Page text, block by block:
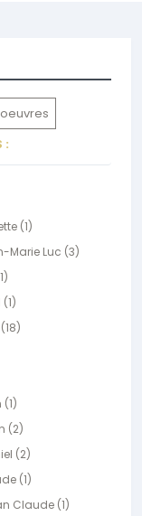
:
(1)
Marie Luc (3)
(1)
(1)
(2)
(2)
(1)
Claude(1)